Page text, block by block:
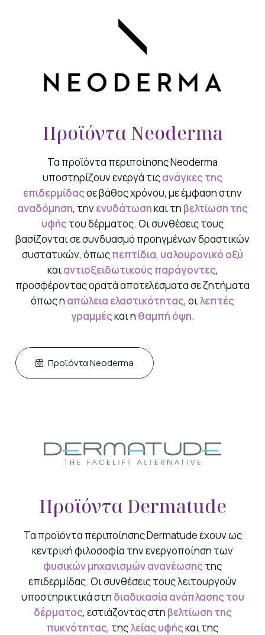
Προϊόντα Neoderma
Τα προϊόντα περιποίησης Neoderma
υποστηρίζουν ενεργά τιςανάγκες της
επιδερμίδαςσε βάθος χρόνου, με έμφαση στην
αναδόμηση, τηνενυδάτωσηκαι τη βελτίωση της
υφής του δέρματος. Οι συνθέσεις τους
βασίζονται σε συνδυασμό προηγμένων δραστικών
συστατικών, όπωςπεπτίδια, υαλουρονικό οξύ
καιαντιοξειδωτικούς παράγοντες,
προσφέροντας ορατά αποτελέσματα σε ζητήματα
όπως η απώλεια ελαστικότητας, οιλεπτές
γραμμέςκαι η θαμπή όψη.
Προϊόντα Neoderma
Προϊόντα Dermatude
Τα προϊόντα περιποίησης Dermatude έχουν ως
κεντρική φιλοσοφία την ενεργοποίηση των
φυσικών μηχανισμών ανανέωσης της
επιδερμίδας. Οι συνθέσεις τους λειτουργούν
υποστηρικτικά στη διαδικασία ανάπλασης του
δέρματος, εστιάζοντας στη βελτίωση της
πυκνότητας, τηςλείας υφήςκαι της